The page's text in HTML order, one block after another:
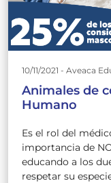
10/11/2021 - Aveaca
Animales de
Humano
Es el rol del
importancia de
educando a los
respetar su